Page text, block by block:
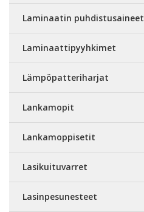
Laminaatin puhdistusaineet
Laminaattipyyhkimet
Lämpöpatteriharjat
Lankamopit
Lankamoppisetit
Lasikuituvarret
Lasinpesunesteet